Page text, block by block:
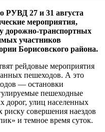
РУВД 27 и 31 августа
мероприятия,
дорожно-транспортных
участников
Борисовского района.
рейдовые мероприятия
пешеходов. А это
— остановки
пешеходные
дорог, улиц населенных
совершения наездов
и темное время суток.